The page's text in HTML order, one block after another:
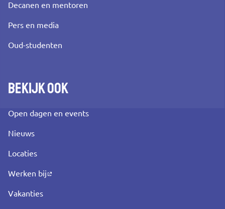
Decanen en mentoren
Pers en media
Oud-studenten
Bekijk ook
Open dagen en events
Nieuws
Locaties
Werken bij
Vakanties